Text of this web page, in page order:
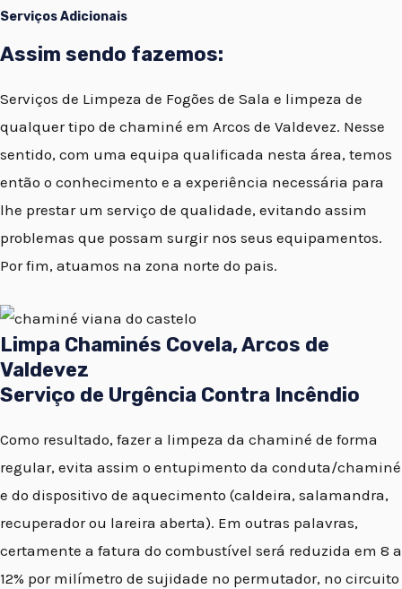
Serviços Adicionais
Assim sendo fazemos:
Serviços de Limpeza de Fogões de Sala e limpeza de
qualquer tipo de chaminé em Arcos de Valdevez. Nesse
sentido, com uma equipa qualificada nesta área, temos
então o conhecimento e a experiência necessária para
lhe prestar um serviço de qualidade, evitando assim
problemas que possam surgir nos seus equipamentos.
Por fim, atuamos na zona norte do pais.
Limpa Chaminés Covela, Arcos de
Valdevez
Serviço de Urgência Contra Incêndio
Como resultado, fazer a limpeza da chaminé de forma
regular, evita assim o entupimento da conduta/chaminé
e do dispositivo de aquecimento (caldeira, salamandra,
recuperador ou lareira aberta). Em outras palavras,
certamente a fatura do combustível será reduzida em 8 a
12% por milímetro de sujidade no permutador, no circuito